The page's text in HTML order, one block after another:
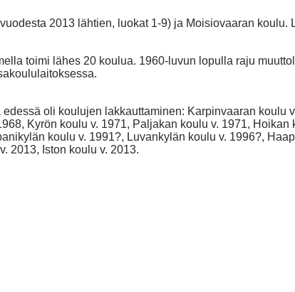
2013 lähtien, luokat 1-9) ja Moisiovaaran
toimi lähes 20 koulua. 1960-luvun lopulla raju
oli koulujen lakkauttaminen: Karpinvaaran
Kyrön koulu v. 1971, Paljakan koulu v. 1971,
koulu v. 1991?, Luvankylän koulu v. 1996?,
2013, Iston koulu v. 2013.